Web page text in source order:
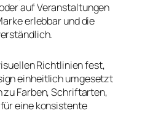
auf Veranstaltungen
erlebbar und die
Richtlinien fest,
einheitlich umgesetzt
zu Farben, Schriftarten,
eine konsistente